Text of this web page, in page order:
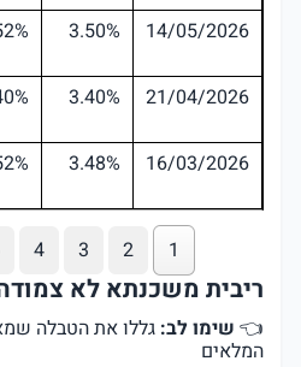
14/05/2026
3.50%
21/04/2026
3.40%
16/03/2026
3.48%
1
2
3
4
ריבית משכנתא לא
👈 שימו לב: גללו את הטבלה
המלאים